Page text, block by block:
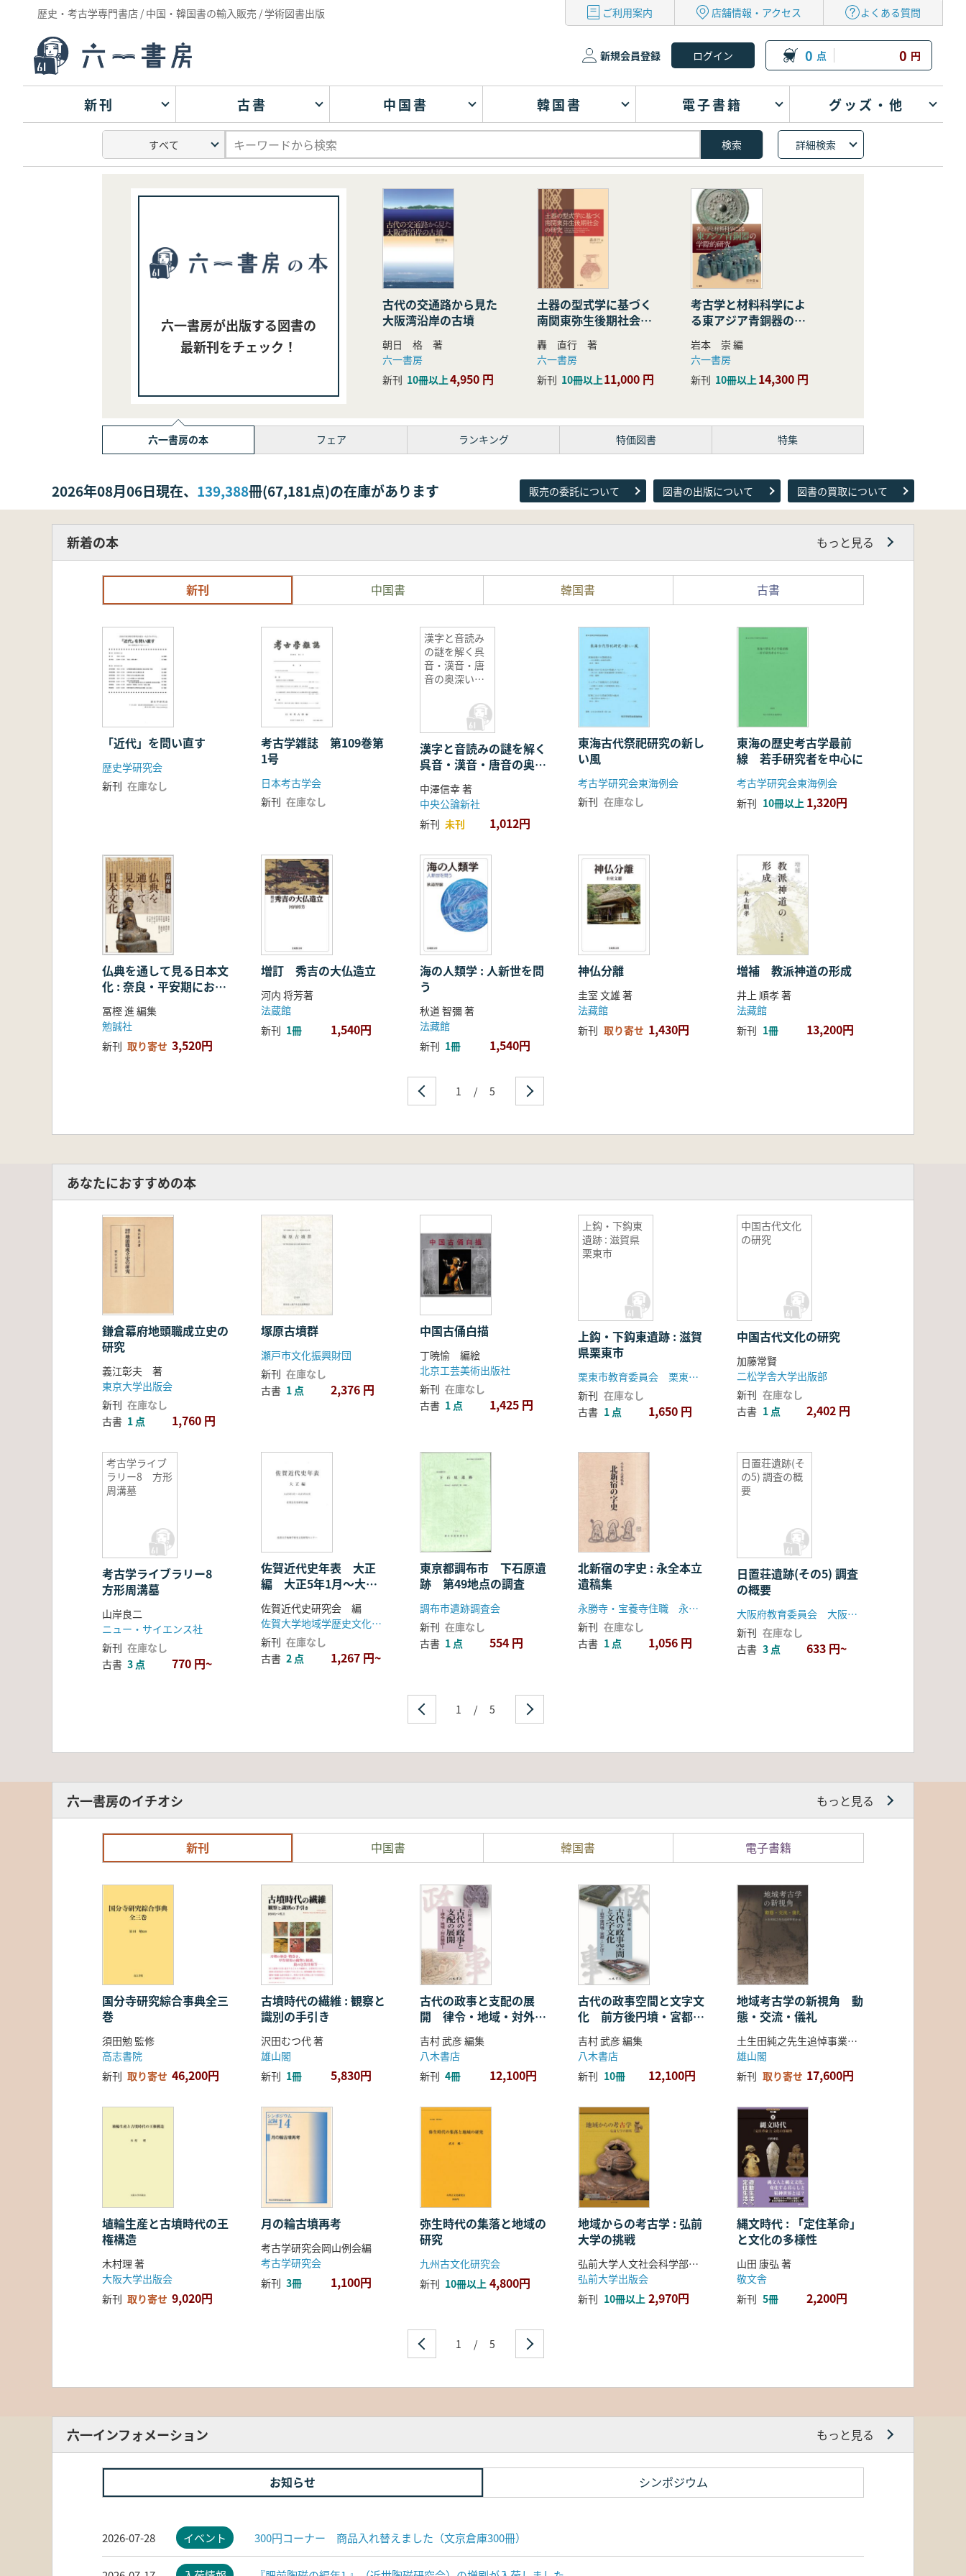
歴史・考古学専門書店 / 中国・韓国書の輸入販売 / 学術図書出版 ご利用案内 店舗情報・アクセス よくある質問
新規会員登録 0 点 0 円
新刊 古書 中国書 韓国書 電子書籍 グッズ・他
詳細検索
六一書房が出版する図書の
最新刊をチェック！
古代の交通路から見た
大阪湾沿岸の古墳
朝日 格 著
六一書房
新刊 10冊以上4,950 円
土器の型式学に基づく
南関東弥生後期社会の
研究
轟 直行 著
六一書房
新刊 10冊以上11,000 円
考古学と材料科学によ
る東アジア青銅器の学
際的研究
岩本 崇 編
六一書房
新刊 10冊以上14,300 円
六一書房の本 フェア ランキング 特価図書 特集
2026年08月06日現在、 139,388冊(67,181点)の在庫があります 販売の委託について 図書の出版について 図書の買取について
新着の本 もっと見る
新刊 中国書 韓国書 古書
「近代」を問い直す
歴史学研究会
新刊 在庫なし
考古学雑誌 第109巻第
1号
日本考古学会
新刊 在庫なし
漢字と音読み
の謎を解く呉
音・漢音・唐
音の奥深い世
漢字と音読みの謎を解く
呉音・漢音・唐音の奥深
い世界
中澤信幸 著
中央公論新社
新刊 未刊 1,012円
東海古代祭祀研究の新し
い風
考古学研究会東海例会
新刊 在庫なし
東海の歴史考古学最前
線 若手研究者を中心に
考古学研究会東海例会
新刊 10冊以上 1,320円
仏典を通して見る日本文
化 : 奈良・平安期におけ
る仏教の受容・融合・展
開
冨樫 進 編集
勉誠社
新刊 取り寄せ 3,520円
増訂 秀吉の大仏造立
河内 将芳著
法蔵館
新刊 1冊 1,540円
海の人類学 : 人新世を問
う
秋道 智彌 著
法藏館
新刊 1冊 1,540円
神仏分離
圭室 文雄 著
法藏館
新刊 取り寄せ 1,430円
増補 教派神道の形成
井上 順孝 著
法藏館
新刊 1冊 13,200円
1 / 5
あなたにおすすめの本
鎌倉幕府地頭職成立史の
研究
義江彰夫 著
東京大学出版会
新刊 在庫なし
古書 1 点 1,760 円
塚原古墳群
瀬戸市文化振興財団
新刊 在庫なし
古書 1 点 2,376 円
中国古俑白描
丁暁愉 編絵
北京工芸美術出版社
新刊 在庫なし
古書 1 点 1,425 円
上鈎・下鈎東
遺跡 : 滋賀県
栗東市
上鈎・下鈎東遺跡 : 滋賀
県栗東市
栗東市教育委員会 栗東市体育協会
新刊 在庫なし
古書 1 点 1,650 円
中国古代文化
の研究
中国古代文化の研究
加藤常賢
二松学舎大学出版部
新刊 在庫なし
古書 1 点 2,402 円
考古学ライブ
ラリー8 方形
周溝墓
考古学ライブラリー8
方形周溝墓
山岸良二
ニュー・サイエンス社
新刊 在庫なし
古書 3 点 770 円~
佐賀近代史年表 大正
編 大正5年1月〜大正5
年12月
佐賀近代史研究会 編
佐賀大学地域学歴史文化研究センター
新刊 在庫なし
古書 2 点 1,267 円~
東京都調布市 下石原遺
跡 第49地点の調査
調布市遺跡調査会
新刊 在庫なし
古書 1 点 554 円
北新宿の字史 : 永全本立
遺稿集
永勝寺・宝養寺住職 永全宏一
新刊 在庫なし
古書 1 点 1,056 円
日置荘遺跡(そ
の5) 調査の概
要
日置荘遺跡(その5) 調査
の概要
大阪府教育委員会 大阪文化財センター
新刊 在庫なし
古書 3 点 633 円~
1 / 5
六一書房のイチオシ もっと見る
新刊 中国書 韓国書 電子書籍
国分寺研究綜合事典全三
巻
須田勉 監修
高志書院
新刊 取り寄せ 46,200円
古墳時代の繊維 : 観察と
識別の手引き
沢田むつ代 著
雄山閣
新刊 1冊 5,830円
古代の政事と支配の展
開 律令・地域・対外関
係
吉村 武彦 編集
八木書店
新刊 4冊 12,100円
古代の政事空間と文字文
化 前方後円墳・宮都・
ことば
吉村 武彦 編集
八木書店
新刊 10冊 12,100円
地域考古学の新視角 動
態・交流・儀礼
土生田純之先生追悼事業会 編
雄山閣
新刊 取り寄せ 17,600円
埴輪生産と古墳時代の王
権構造
木村理 著
大阪大学出版会
新刊 取り寄せ 9,020円
月の輪古墳再考
考古学研究会岡山例会編
考古学研究会
新刊 3冊 1,100円
弥生時代の集落と地域の
研究
九州古文化研究会
新刊 10冊以上 4,800円
地域からの考古学 : 弘前
大学の挑戦
弘前大学人文社会科学部北日本考古学研究センター 編
弘前大学出版会
新刊 10冊以上 2,970円
縄文時代 : 「定住革命」
と文化の多様性
山田 康弘 著
敬文舎
新刊 5冊 2,200円
1 / 5
六一インフォメーション もっと見る
お知らせ シンポジウム
2026-07-28 イベント 300円コーナー 商品入れ替えました（文京倉庫300冊）